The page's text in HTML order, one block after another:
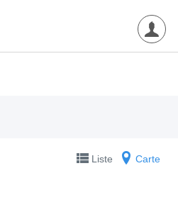
Liste Carte